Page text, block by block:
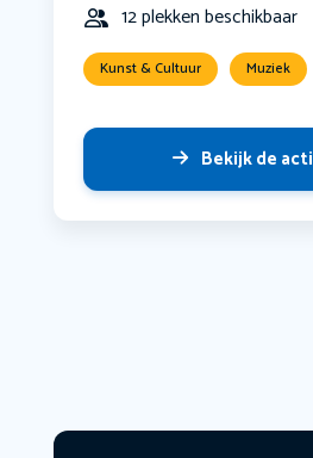
12 plekken beschikbaar
Kunst & Cultuur Muziek
Bekijk de